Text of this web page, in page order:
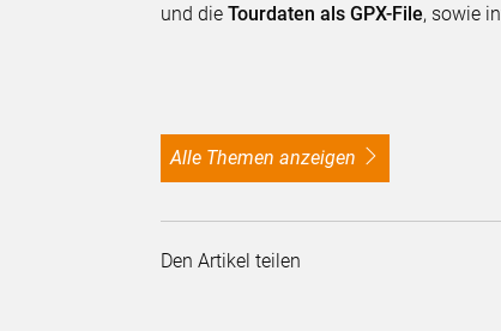
und dieTourdaten als GPX-File, sowie
alle Themen anzeigen
Den Artikel teilen